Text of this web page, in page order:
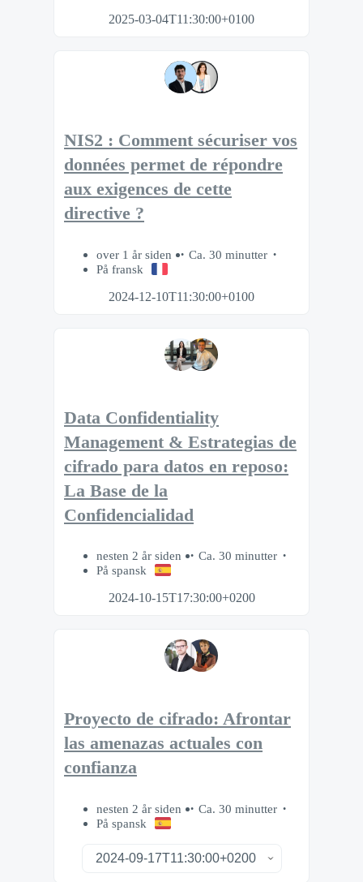
2025-03-04T11:30:00+0100
NIS2 : Comment sécuriser vos
données permet de répondre
aux exigences de cette
directive ?
over 1 år siden
Ca. 30 minutter
På fransk
2024-12-10T11:30:00+0100
Data Confidentiality
Management & Estrategias de
cifrado para datos en reposo:
La Base de la
Confidencialidad
nesten 2 år siden
Ca. 30 minutter
På spansk
2024-10-15T17:30:00+0200
Proyecto de cifrado: Afrontar
las amenazas actuales con
confianza
nesten 2 år siden
Ca. 30 minutter
På spansk